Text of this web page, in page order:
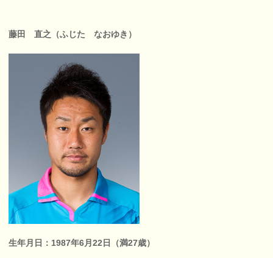
藤田 直之（ふじた なおゆき）
生年月日：1987年6月22日（満27歳）